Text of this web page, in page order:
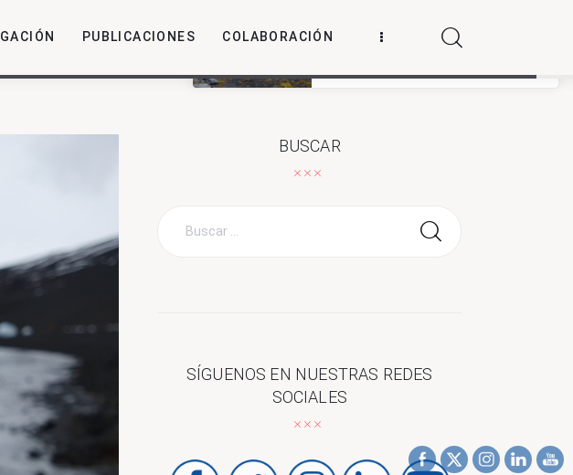
PUBLICACIONES COLABORACIÓN
BUSCAR
SÍGUENOS EN NUESTRAS REDES
SOCIALES
La Antártica como archivo vivo de
la resistencia a los antibióticos